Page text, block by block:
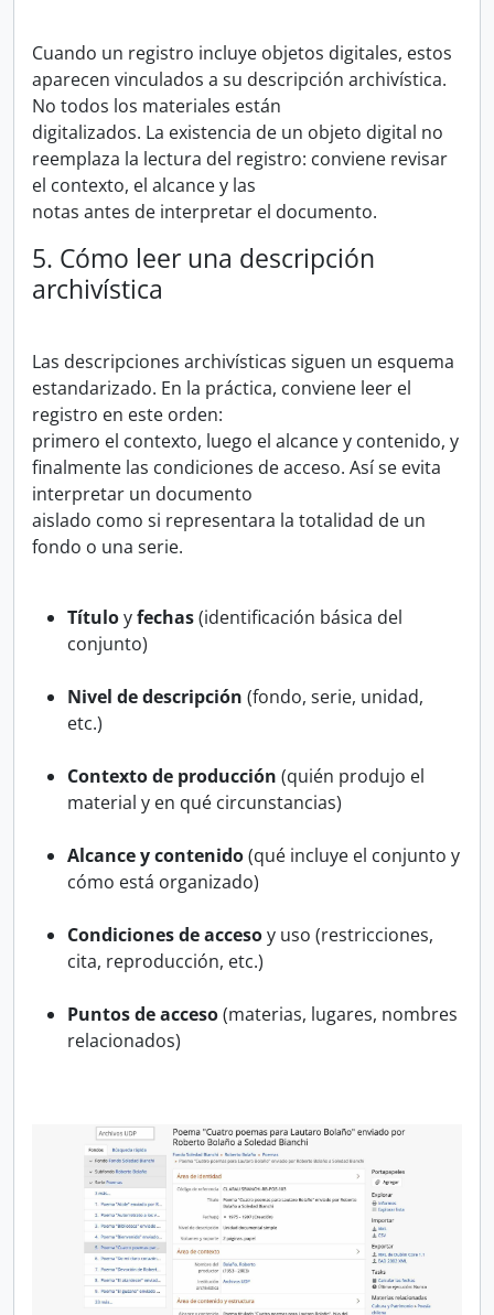
Cuando un registro incluye objetos digitales, estos
aparecen vinculados a su descripción archivística.
No todos los materiales están
digitalizados. La existencia de un objeto digital no
reemplaza la lectura del registro: conviene revisar
el contexto, el alcance y las
notas antes de interpretar el documento.
5. Cómo leer una descripción
archivística
Las descripciones archivísticas siguen un esquema
estandarizado. En la práctica, conviene leer el
registro en este orden:
primero el contexto, luego el alcance y contenido, y
finalmente las condiciones de acceso. Así se evita
interpretar un documento
aislado como si representara la totalidad de un
fondo o una serie.
Títuloyfechas(identificación básica del
conjunto)
Nivel de descripción (fondo, serie, unidad,
etc.)
Contexto de producción (quién produjo el
material y en qué circunstancias)
Alcance y contenido(qué incluye el conjunto y
cómo está organizado)
Condiciones de accesoy uso (restricciones,
cita, reproducción, etc.)
Puntos de acceso(materias, lugares, nombres
relacionados)